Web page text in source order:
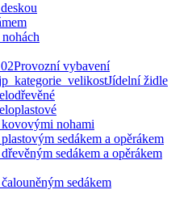
Provozní vybavení
Jídelní židle
nohami
sedákem a opěrákem
sedákem a opěrákem
sedákem